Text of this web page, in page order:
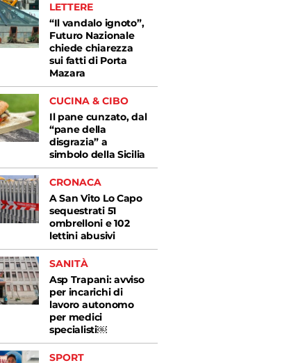
LETTERE
“Il vandalo ignoto”,
Futuro Nazionale
chiede chiarezza
sui fatti di Porta
Mazara
CUCINA & CIBO
Il pane cunzato, dal
“pane della
disgrazia” a
simbolo della Sicilia
CRONACA
A San Vito Lo Capo
sequestrati 51
ombrelloni e 102
lettini abusivi
SANITÀ
Asp Trapani: avviso
per incarichi di
lavoro autonomo
per medici
specialisti￼
SPORT